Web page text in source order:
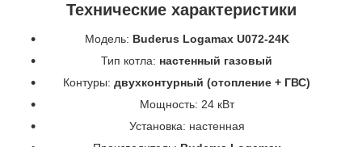
Технические характеристики
Модель: Buderus Logamax U072-24K
Тип котла: настенный газовый
Контуры: двухконтурный (отопление + ГВС)
Мощность: 24 кВт
Установка: настенная